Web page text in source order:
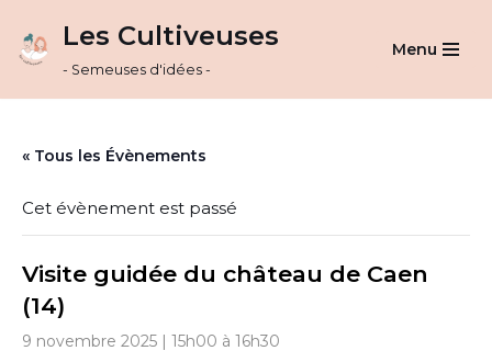
Aller
Les Cultiveuses
- Semeuses d'idées -
Menu
« Tous les Évènements
Cet évènement est passé
Visite guidée du château de Caen
(14)
9 novembre 2025 | 15h00 à 16h30